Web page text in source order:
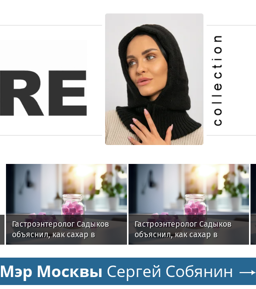
Гастроэнтеролог Садыков
объяснил, как сахар в
рационе ускоряет
изнашивание тканей
Гастроэнтеролог Садыков
объяснил, как сахар в
рационе ускоряет
изнашивание тканей
Мэр Москвы Сергей Собянин